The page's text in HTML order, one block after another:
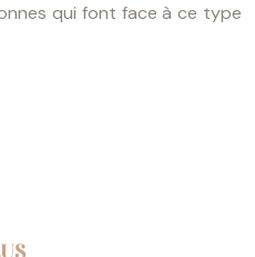
qui font face à ce type